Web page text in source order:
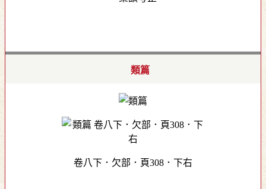
類篇
卷八下．欠部．頁308．下右